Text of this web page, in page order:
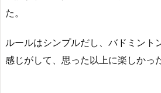
た。
ルールはシンプルだし、バドミント
感じがして、思った以上に楽しかっ